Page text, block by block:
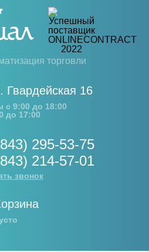
торговли
Гвардейская 16
с 9:00 до 18:00
до 17:00
295-53-75
214-57-01
звонок